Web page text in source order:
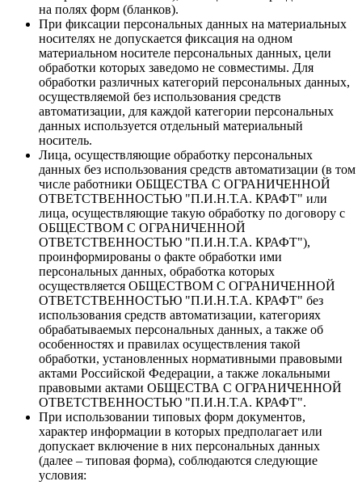
на полях форм (бланков).
При фиксации персональных данных на материальных
носителях не допускается фиксация на одном
материальном носителе персональных данных, цели
обработки которых заведомо не совместимы. Для
обработки различных категорий персональных данных,
осуществляемой без использования средств
автоматизации, для каждой категории персональных
данных используется отдельный материальный
носитель.
Лица, осуществляющие обработку персональных
данных без использования средств автоматизации (в том
числе работники ОБЩЕСТВА С ОГРАНИЧЕННОЙ
ОТВЕТСТВЕННОСТЬЮ "П.И.Н.Т.А. КРАФТ" или
лица, осуществляющие такую обработку по договору с
ОБЩЕСТВОМ С ОГРАНИЧЕННОЙ
ОТВЕТСТВЕННОСТЬЮ "П.И.Н.Т.А. КРАФТ"),
проинформированы о факте обработки ими
персональных данных, обработка которых
осуществляется ОБЩЕСТВОМ С ОГРАНИЧЕННОЙ
ОТВЕТСТВЕННОСТЬЮ "П.И.Н.Т.А. КРАФТ" без
использования средств автоматизации, категориях
обрабатываемых персональных данных, а также об
особенностях и правилах осуществления такой
обработки, установленных нормативными правовыми
актами Российской Федерации, а также локальными
правовыми актами ОБЩЕСТВА С ОГРАНИЧЕННОЙ
ОТВЕТСТВЕННОСТЬЮ "П.И.Н.Т.А. КРАФТ".
При использовании типовых форм документов,
характер информации в которых предполагает или
допускает включение в них персональных данных
(далее – типовая форма), соблюдаются следующие
условия: